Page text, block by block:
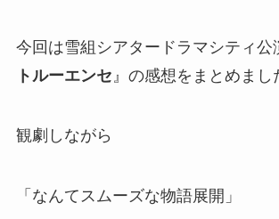
今回は雪組シアタードラマシティ公
トルーエンセ 』の感想をまとめまし
観劇しながら
「なんてスムーズな物語展開」